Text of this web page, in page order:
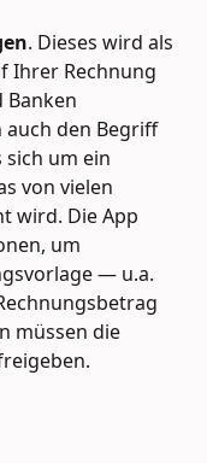
. Dieses wird als
Ihrer Rechnung
Banken
den Begriff
sich um ein
von vielen
wird. Die App
um
— u.a.
müssen die